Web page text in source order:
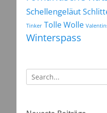
Schellengeläut
Tinker Tolle Wolle
Winterspass
Suchen
nach: